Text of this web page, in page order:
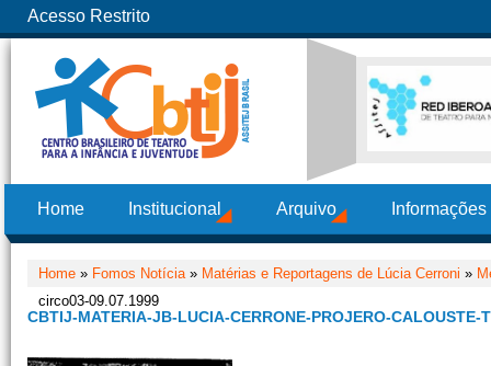
Acesso Restrito
Home Institucional Arquivo
Home » Fomos Notícia» Matérias e Reportagens de Lúcia Cerroni »
circo03-09.07.1999
CBTIJ-MATERIA-JB-LUCIA-CERRONE-PROJERO-CALOUSTE-